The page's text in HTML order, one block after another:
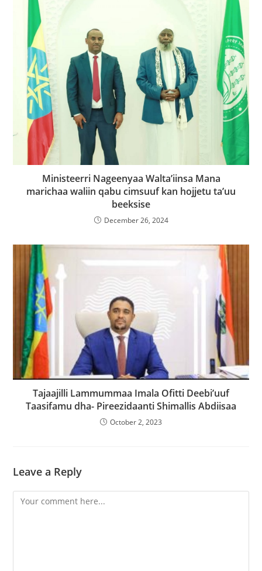
Ministeerri Nageenyaa Walta’iinsa Mana
marichaa waliin qabu cimsuuf kan hojjetu ta’uu
beeksise
December 26, 2024
Tajaajilli Lammummaa Imala Ofitti Deebi’uuf
Taasifamu dha- Pireezidaanti Shimallis Abdiisaa
October 2, 2023
Leave a Reply